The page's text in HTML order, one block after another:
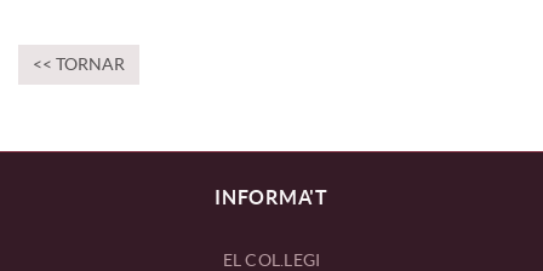
<< TORNAR
INFORMA'T
EL COL.LEGI